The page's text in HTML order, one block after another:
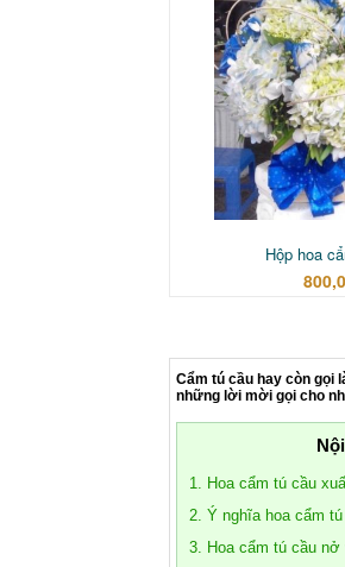
Hộp hoa
Cẩm tú cầu hay còn gọi
những lời mời gọi cho
1. Hoa cẩm tú cầu
2. Ý nghĩa hoa cẩm
3. Hoa cẩm tú cầu nở